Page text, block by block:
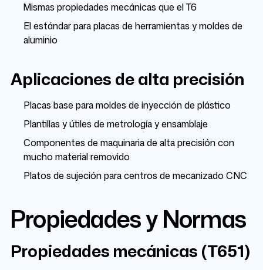
Mismas propiedades mecánicas que el T6
El estándar para placas de herramientas y moldes de
aluminio
Aplicaciones de alta precisión
Placas base para moldes de inyección de plástico
Plantillas y útiles de metrología y ensamblaje
Componentes de maquinaria de alta precisión con
mucho material removido
Platos de sujeción para centros de mecanizado CNC
Propiedades y Normas
Propiedades mecánicas (T651)